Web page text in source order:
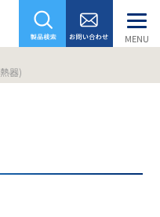
MENU
器)